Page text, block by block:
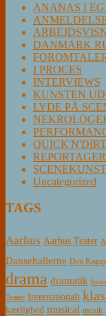
ANANAS I
DANMARK
I PROCES
INTERVIEWS
KUNSTEN
LYDE PÅ
REPORTAGER
Uncategorized
TAGS
Aarhus Aarhus Teater
Dansehallerne Den
drama dramatik
Teater Internationalt
kærlighed musical musik